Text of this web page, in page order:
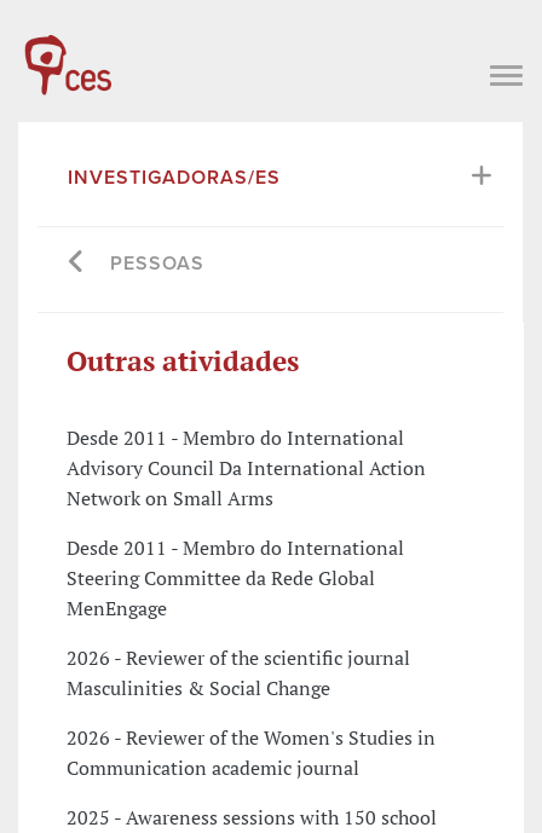
INVESTIGADORAS/ES
PESSOAS
Outras atividades
Desde 2011 - Membro do International
Advisory Council Da International Action
Network on Small Arms
Desde 2011 - Membro do International
Steering Committee da Rede Global
MenEngage
2026 - Reviewer of the scientific journal
Masculinities & Social Change
2026 - Reviewer of the Women's Studies in
Communication academic journal
2025 - Awareness sessions with 150 school